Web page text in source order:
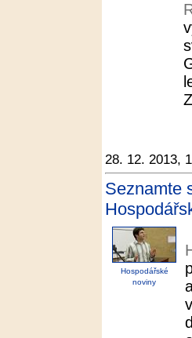
28. 12. 2013,
Seznamte
Hospodářské
noviny